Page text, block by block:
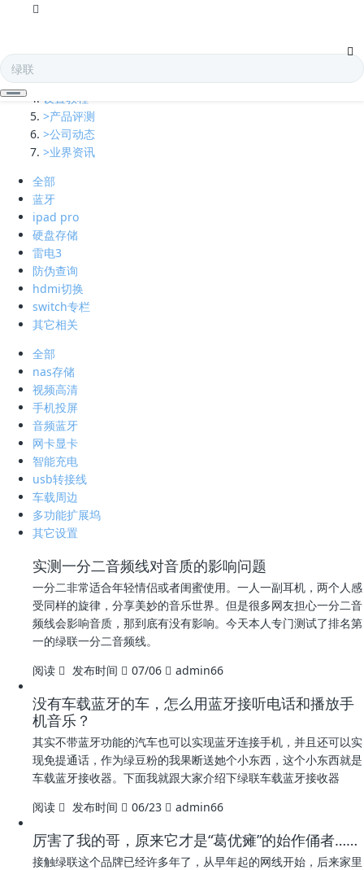
凯发娱乐全球的技术支持
设置教程
>产品评测
>公司动态
>业界资讯
全部
蓝牙
ipad pro
硬盘存储
雷电3
防伪查询
hdmi切换
switch专栏
其它相关
全部
nas存储
视频高清
手机投屏
音频蓝牙
网卡显卡
智能充电
usb转接线
车载周边
多功能扩展坞
其它设置
实测一分二音频线对音质的影响问题
一分二非常适合年轻情侣或者闺蜜使用。一人一副耳机，两个人感
受同样的旋律，分享美妙的音乐世界。但是很多网友担心一分二音
频线会影响音质，那到底有没有影响。今天本人专门测试了排名第
一的绿联一分二音频线。
阅读
发布时间 07/06 admin66
没有车载蓝牙的车，怎么用蓝牙接听电话和播放手
机音乐？
其实不带蓝牙功能的汽车也可以实现蓝牙连接手机，并且还可以实
现免提通话，作为绿豆粉的我果断送她个小东西，这个小东西就是
车载蓝牙接收器。下面我就跟大家介绍下绿联车载蓝牙接收器
阅读
发布时间 06/23 admin66
厉害了我的哥，原来它才是“葛优瘫”的始作俑者……
接触绿联这个品牌已经许多年了，从早年起的网线开始，后来家里